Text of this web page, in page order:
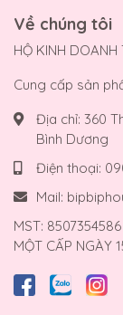
Về chúng tôi
HỘ KINH DOANH
Cung cấp sản
Địa chỉ: 360
Bình Dương
Điện thoại:
Mail:
MST:
MỘT CẤP NGÀY